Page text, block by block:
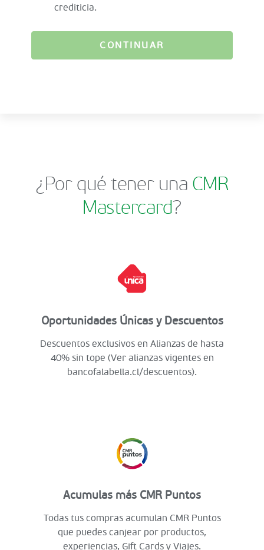
crediticia.
CONTINUAR
¿Por qué tener una CMR
Mastercard?
Oportunidades Únicas y Descuentos
Descuentos exclusivos en Alianzas de hasta
40% sin tope (Ver alianzas vigentes en
bancofalabella.cl/descuentos).
Acumulas más CMR Puntos
Todas tus compras acumulan CMR Puntos
que puedes canjear por productos,
experiencias, Gift Cards y Viajes.